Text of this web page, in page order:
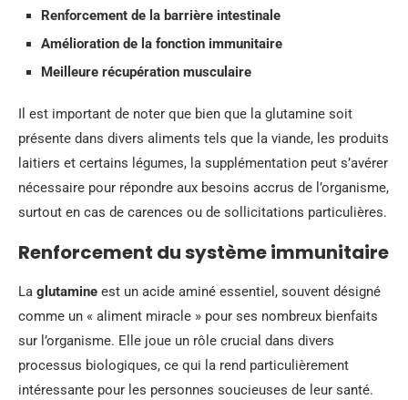
Renforcement de la barrière intestinale
Amélioration de la fonction immunitaire
Meilleure récupération musculaire
Il est important de noter que bien que la glutamine soit
présente dans divers aliments tels que la viande, les produits
laitiers et certains légumes, la supplémentation peut s’avérer
nécessaire pour répondre aux besoins accrus de l’organisme,
surtout en cas de carences ou de sollicitations particulières.
Renforcement du système immunitaire
La glutamine est un acide aminé essentiel, souvent désigné
comme un « aliment miracle » pour ses nombreux bienfaits
sur l’organisme. Elle joue un rôle crucial dans divers
processus biologiques, ce qui la rend particulièrement
intéressante pour les personnes soucieuses de leur santé.